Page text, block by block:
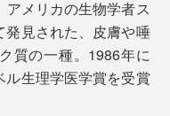
って、ツヤとハリが戻
す。
アメリカの生物学者ス
発見された、皮膚や唾
質の一種。1986年に
生理学医学賞を受賞